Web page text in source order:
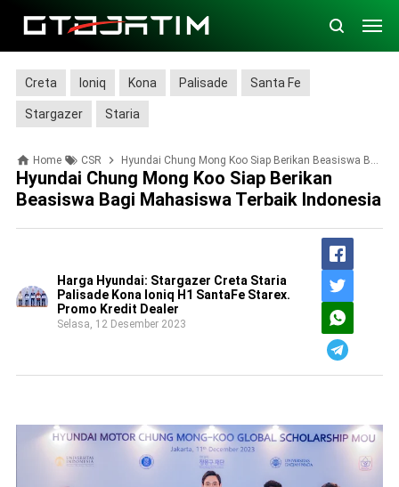
Creta Ioniq Kona Palisade Santa Fe
Stargazer Staria
Home CSR Hyundai Chung Mong Koo Siap Berikan Beasiswa Bagi Mahasiswa Terbaik Indonesia
Hyundai Chung Mong Koo Siap Berikan
Beasiswa Bagi Mahasiswa Terbaik Indonesia
Harga Hyundai: Stargazer Creta Staria
Palisade Kona Ioniq H1 SantaFe Starex.
Promo Kredit Dealer
Selasa, 12 Desember 2023